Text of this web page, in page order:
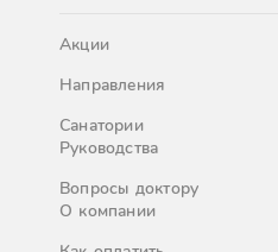
Акции
Направления
Санатории
Руководства
Вопросы доктору
О компании